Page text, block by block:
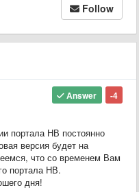
Follow
-4
Answer
портала НВ постоянно
версия будет на
что со временем Вам
портала HВ.
дня!